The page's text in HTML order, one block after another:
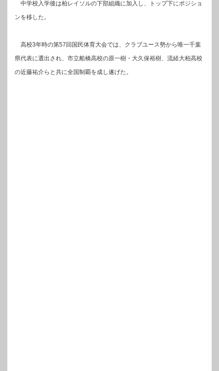
中学校入学後は柏レイソルの下部組織に加入し、トップ下にポジショ
ンを移した。
高校3年時の第57回国民体育大会では、クラブユース勢から唯一千葉
県代表に選出され、市立船橋高校の原一樹・大久保裕樹、流経大柏高校
の近藤祐介らと共に全国制覇を成し遂げた。